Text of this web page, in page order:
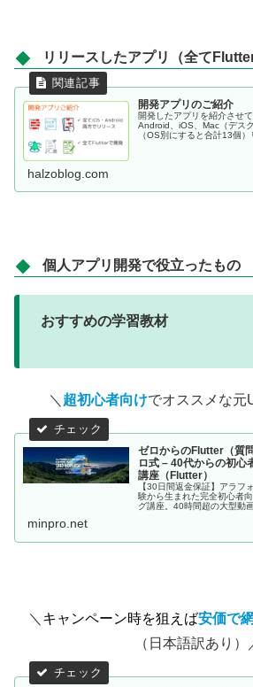
リリースしたアプリ（全て
開発アプリのご紹介
開発したアプリを紹介させ
Android、iOS、Mac（デス
（OS別にすると合計13個
halzoblog.com
個人アプリ開発で役立ったもの
おすすめの学習教材
＼ 超初心者向けでオススメな元
ゼロからのFlutter（質
ロ式 – 40代からの初心
講座（Flutter）
【30日間返金保証】アラフ
験から生まれた完全初心者
グ講座。40時間超の大型動
minpro.net
＼ キャンペーン時を狙えば安価で
（日本語訳あり）